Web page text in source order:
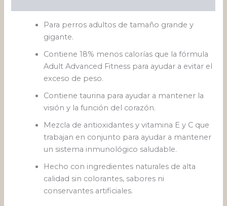
Para perros adultos de tamaño grande y
gigante.
Contiene 18% menos calorías que la fórmula
Adult Advanced Fitness para ayudar a evitar el
exceso de peso.
Contiene taurina para ayudar a mantener la
visión y la función del corazón.
Mezcla de antioxidantes y vitamina E y C que
trabajan en conjunto para ayudar a mantener
un sistema inmunológico saludable.
Hecho con ingredientes naturales de alta
calidad sin colorantes, sabores ni
conservantes artificiales.